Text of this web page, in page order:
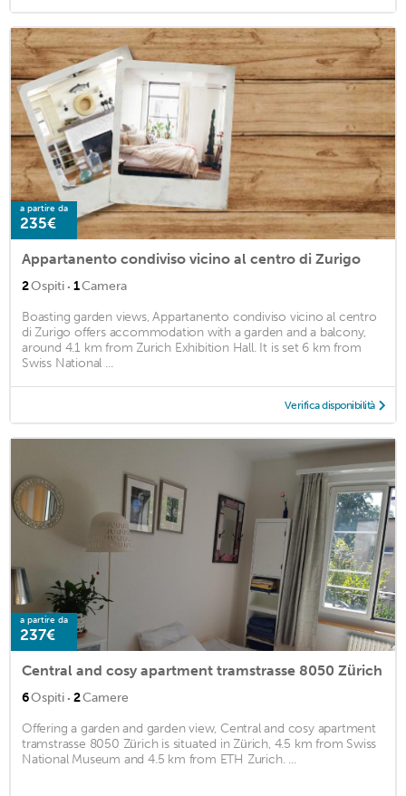
a partire da
235€
Appartanento condiviso vicino al centro di Zurigo
2Ospiti · 1Camera
Boasting garden views, Appartanento condiviso vicino al centro
di Zurigo offers accommodation with a garden and a balcony,
around 4.1 km from Zurich Exhibition Hall. It is set 6 km from
Swiss National ...
Verifica disponibilità
a partire da
237€
Central and cosy apartment tramstrasse 8050 Zürich
6Ospiti · 2Camere
Offering a garden and garden view, Central and cosy apartment
tramstrasse 8050 Zürich is situated in Zürich, 4.5 km from Swiss
National Museum and 4.5 km from ETH Zurich. ...